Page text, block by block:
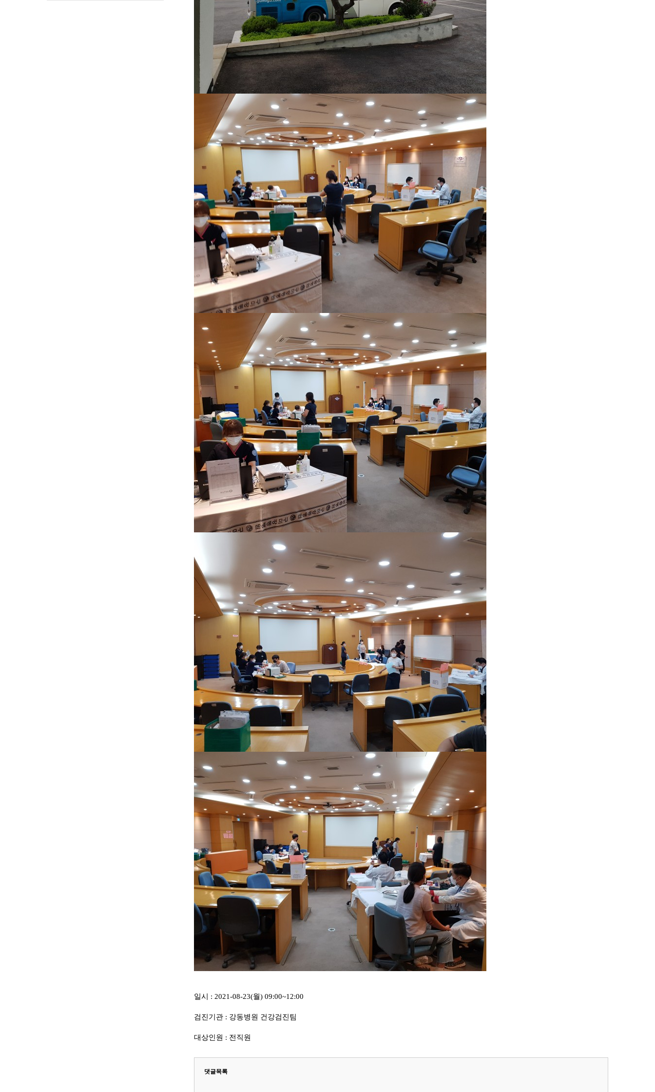
일시 : 2021-08-23(월) 09:00~12:00
검진기관 : 강동병원 건강검진팀
대상인원 : 전직원
댓글목록